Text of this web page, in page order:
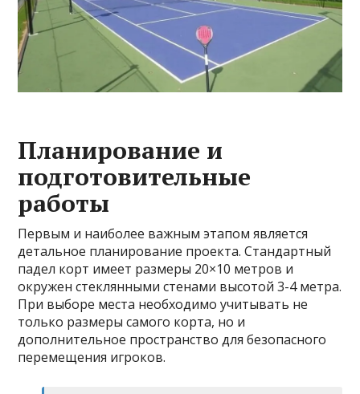
Планирование и
подготовительные
работы
Первым и наиболее важным этапом является
детальное планирование проекта. Стандартный
падел корт имеет размеры 20×10 метров и
окружен стеклянными стенами высотой 3-4 метра.
При выборе места необходимо учитывать не
только размеры самого корта, но и
дополнительное пространство для безопасного
перемещения игроков.